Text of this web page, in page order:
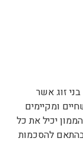
זוג אשר
ומקיימים
יכיל את כל
להסכמות